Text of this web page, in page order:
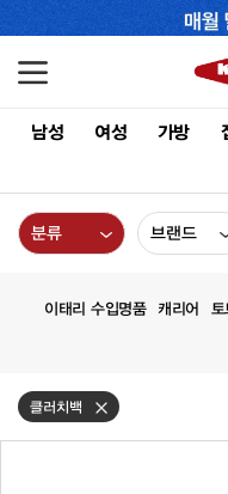
남성 여성 가방
분류 브랜드
이태리 수입명품 캐리어
클러치백